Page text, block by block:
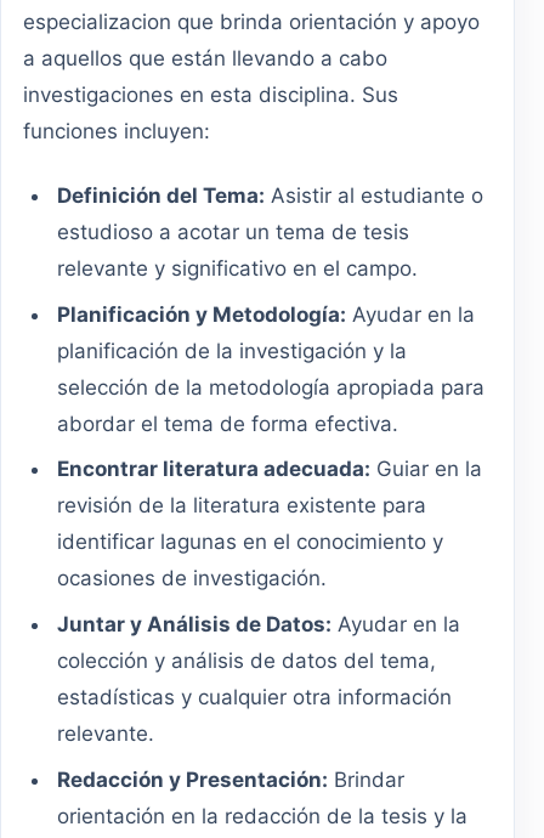
especializacion que brinda orientación y apoyo
a aquellos que están llevando a cabo
investigaciones en esta disciplina. Sus
funciones incluyen:
Definición del Tema: Asistir al estudiante o
estudioso a acotar un tema de tesis
relevante y significativo en el campo.
Planificación y Metodología: Ayudar en la
planificación de la investigación y la
selección de la metodología apropiada para
abordar el tema de forma efectiva.
Encontrar literatura adecuada: Guiar en la
revisión de la literatura existente para
identificar lagunas en el conocimiento y
ocasiones de investigación.
Juntar y Análisis de Datos: Ayudar en la
colección y análisis de datos del tema,
estadísticas y cualquier otra información
relevante.
Redacción y Presentación: Brindar
orientación en la redacción de la tesis y la